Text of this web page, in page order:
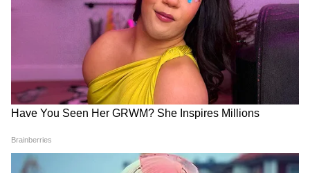
सिंह, प्रिंस यादव, वरुण चक्रवर्ती।